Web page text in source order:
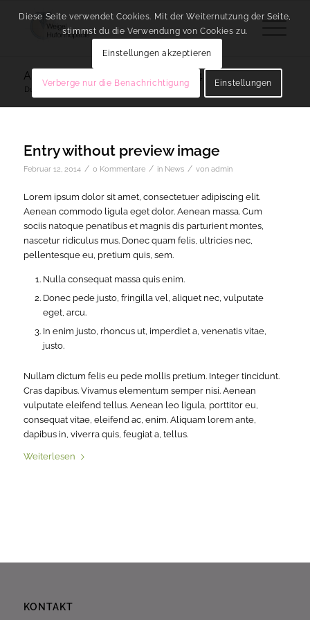
Archiv für das Monat: Februar, 2014
Du bist hier: Startseite
Entry without preview image
Februar 12, 2014 / 0 Kommentare / in News / von admin
Lorem ipsum dolor sit amet, consectetuer adipiscing elit.
Aenean commodo ligula eget dolor. Aenean massa. Cum
sociis natoque penatibus et magnis dis parturient montes,
nascetur ridiculus mus. Donec quam felis, ultricies nec,
pellentesque eu, pretium quis, sem.
Nulla consequat massa quis enim.
Donec pede justo, fringilla vel, aliquet nec, vulputate
eget, arcu.
In enim justo, rhoncus ut, imperdiet a, venenatis vitae,
justo.
Nullam dictum felis eu pede mollis pretium. Integer tincidunt.
Cras dapibus. Vivamus elementum semper nisi. Aenean
vulputate eleifend tellus. Aenean leo ligula, porttitor eu,
consequat vitae, eleifend ac, enim. Aliquam lorem ante,
dapibus in, viverra quis, feugiat a, tellus.
Weiterlesen
KONTAKT
Diese Seite verwendet Cookies. Mit der Weiternutzung der Seite,
stimmst du die Verwendung von Cookies zu.
Einstellungen akzeptieren
Verberge nur die Benachrichtigung Einstellungen